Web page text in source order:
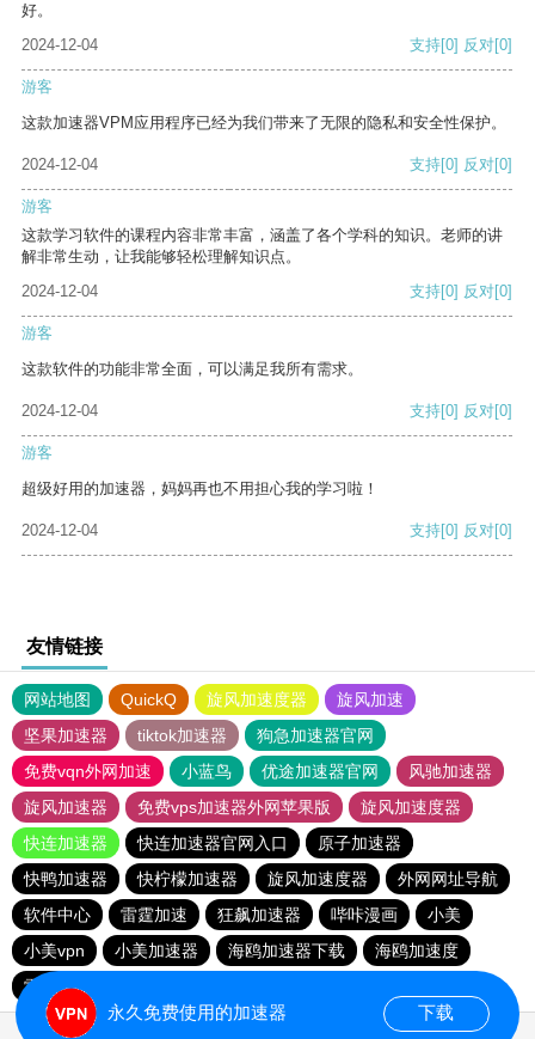
好。
2024-12-04
支持[0] 反对[0]
游客
这款加速器VPM应用程序已经为我们带来了无限的隐私和安全性保护。
2024-12-04 支持[0] 反对[0]
游客
这款学习软件的课程内容非常丰富，涵盖了各个学科的知识。老师的讲
解非常生动，让我能够轻松理解知识点。
2024-12-04
支持[0] 反对[0]
游客
这款软件的功能非常全面，可以满足我所有需求。
2024-12-04 支持[0] 反对[0]
游客
超级好用的加速器，妈妈再也不用担心我的学习啦！
2024-12-04 支持[0] 反对[0]
友情链接
网站地图 QuickQ 旋风加速度器
旋风加速
坚果加速器
tiktok加速器
狗急加速器官网
免费vqn外网加速
小蓝鸟 优途加速器官网
风驰加速器
旋风加速器
免费vps加速器外网苹果版
旋风加速度器
快连加速器
快连加速器官网入口
原子加速器
快鸭加速器
快柠檬加速器 旋风加速度器
外网网址导航
软件中心
雷霆加速 狂飙加速器 哔咔漫画
小美
小美vpn
小美加速器 海鸥加速器下载
海鸥加速度
雷霆加速下载
永久免费使用的加速器 下载